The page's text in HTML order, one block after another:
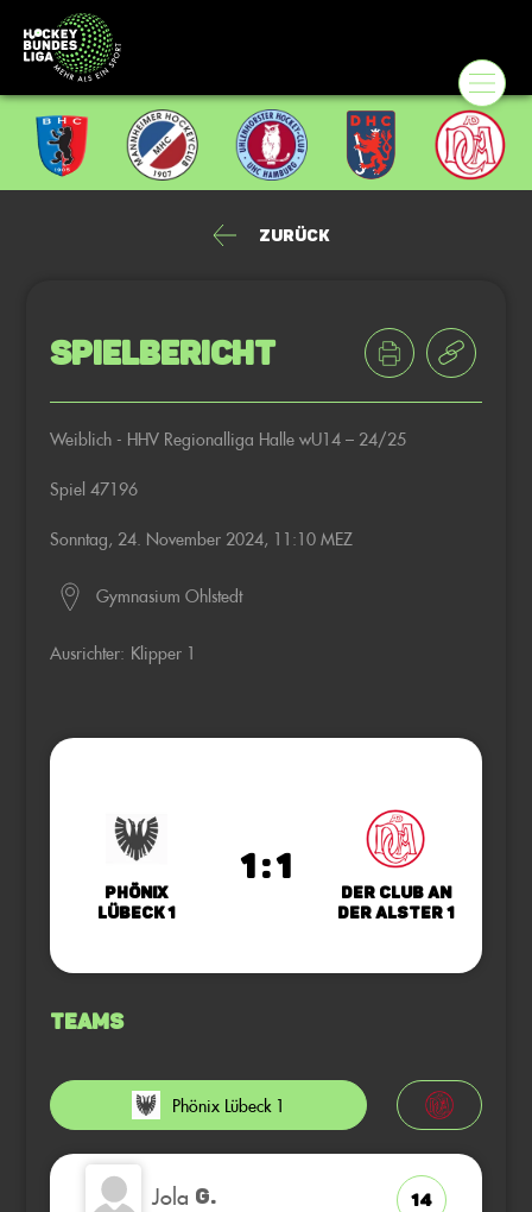
Zurück
Spielbericht
Weiblich - HHV Regionalliga Halle wU14 – 24/25
Spiel 47196
Sonntag, 24. November 2024, 11:10 MEZ
Gymnasium Ohlstedt
Ausrichter: Klipper 1
Phönix
Lübeck 1
1 : 1
Der Club an
der Alster 1
Teams
Phönix Lübeck 1
Jola G. 14